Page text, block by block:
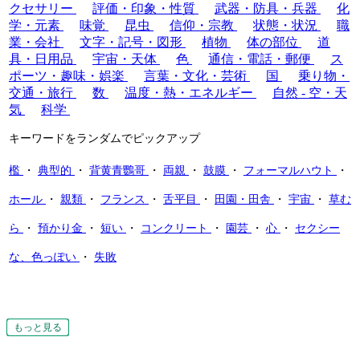
もっと見る
もっと見る
もっと見る
もっと見る
もっと見る
もっと見る
もっと見る
もっと見る
もっと見る
もっと見る
もっと見る
もっと見る
もっと見る
もっと見る
もっと見る
もっと見る
クセサリー
評価・印象・性質 武器・防具・兵器
化
学・元素
味覚 昆虫 信仰・宗教 状態・状況
職
業・会社
文字・記号・図形 植物 体の部位
道
具・日用品
宇宙・天体 色 通信・電話・郵便
ス
ポーツ・趣味・娯楽
言葉・文化・芸術 国
乗り物・
交通・旅行
数 温度・熱・エネルギー
自然 - 空・天
気
科学
キーワードをランダムでピックアップ
檻 ・ 典型的 ・ 背黄青鸚哥 ・ 両親 ・ 鼓膜 ・ フォーマルハウト ・
ホール ・ 親類 ・ フランス ・ 舌平目 ・ 田園・田舎 ・ 宇宙 ・ 草む
ら ・ 預かり金 ・ 短い ・ コンクリート ・ 園芸 ・ 心 ・ セクシー
な、色っぽい ・ 失敗